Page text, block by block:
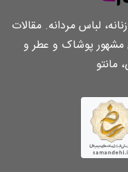
لباس مردانه. مقالات
مشهور پوشاک و عطر و
مانتو